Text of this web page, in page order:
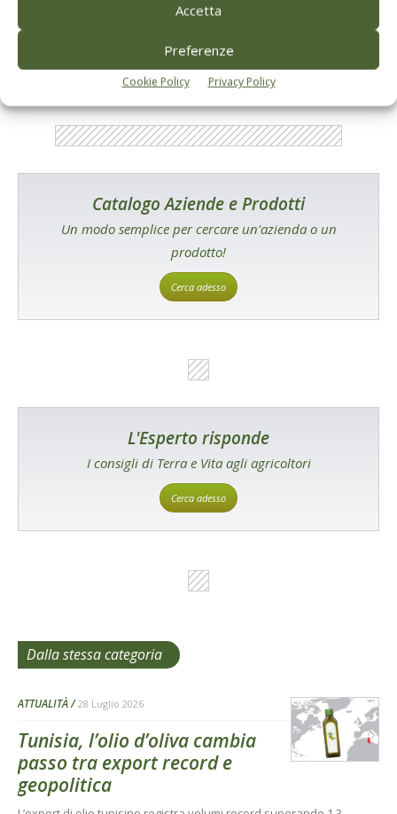
Accetta
Preferenze
Cookie Policy Privacy Policy
Catalogo Aziende e Prodotti
Un modo semplice per cercare un'azienda o un
prodotto!
Cerca adesso
L'Esperto risponde
I consigli di Terra e Vita agli agricoltori
Cerca adesso
Dalla stessa categoria
ATTUALITÀ 28 Luglio 2026
Tunisia, l’olio d’oliva cambia
passo tra export record e
geopolitica